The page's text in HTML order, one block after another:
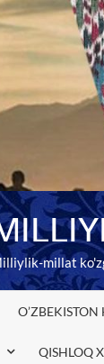
millat
QISHLOQ